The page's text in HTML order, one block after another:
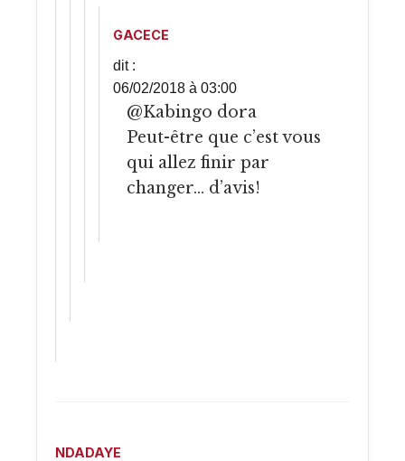
GACECE
dit :
06/02/2018 à 03:00
@Kabingo dora
Peut-être que c’est vous
qui allez finir par
changer… d’avis!
NDADAYE